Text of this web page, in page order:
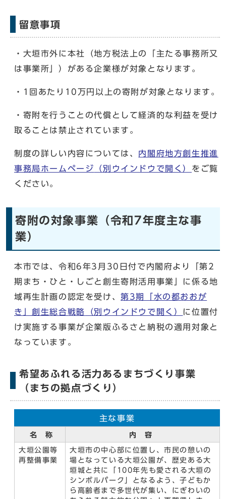
留意事項
・大垣市外に本社（地方税法上の「主たる事務所又
は事業所」）がある企業様が対象となります。
・1回あたり10万円以上の寄附が対象となります。
・寄附を行うことの代償として経済的な利益を受け
取ることは禁止されています。
制度の詳しい内容については、 内閣府地方創生推進
事務局ホームページ （別ウインドウで開く） をご覧
ください。
寄附の対象事業（令和7年度主な事
業）
本市では、令和6年3月30日付で内閣府より「第2
期まち・ひと・しごと創生寄附活用事業」に係る地
域再生計画の認定を受け、第3期「水の都おおが
き」創生総合戦略
（別ウインドウで開く） に位置付
け実施する事業が企業版ふるさと納税の適用対象と
なっています。
希望あふれる活力あるまちづくり事業
（まちの拠点づくり）
主な事業
名 称 内 容
大垣公園等
再整備事業
大垣市の中心部に位置し、市民の憩いの
場となっている大垣公園が、歴史ある大
垣城と共に「100年先も愛される大垣の
シンボルパーク」となるよう、子どもか
ら高齢者まで多世代が集い、にぎわいの